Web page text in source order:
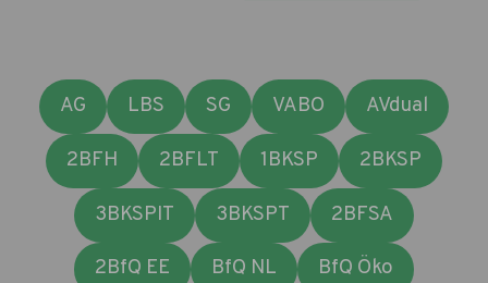
AG LBS SG VABO AVdual
2BFH 2BFLT 1BKSP 2BKSP
3BKSPIT 3BKSPT 2BFSA
2BfQ EE BfQ NL BfQ Öko